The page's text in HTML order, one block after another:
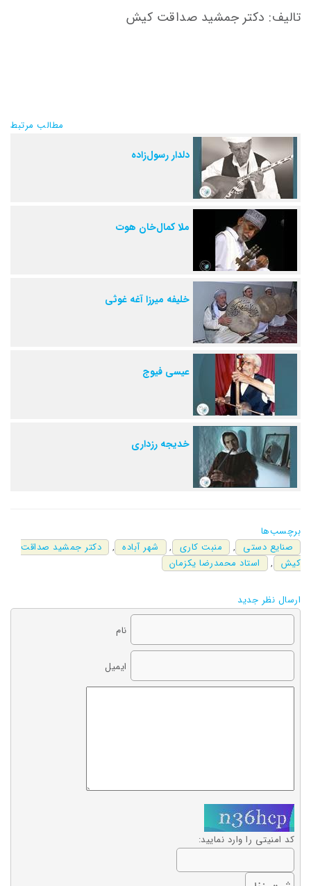
تالیف: دکتر جمشید صداقت کیش
مطالب مرتبط
دلدار رسول‌زاده
ملا کمال‌خان هوت
خلیفه میرزا آغه غوثی
عیسی فیوج
خدیجه رزداری
برچسب‌ها
صنایع دستی
, منبت کاری , شهر آباده ,
دکتر جمشید صداقت
کیش
, استاد محمدرضا یکزمان
ارسال نظر جدید
نام
ایمیل
کد امنیتی را وارد نمایید: